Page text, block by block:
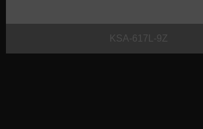
KSА-617L-9Z